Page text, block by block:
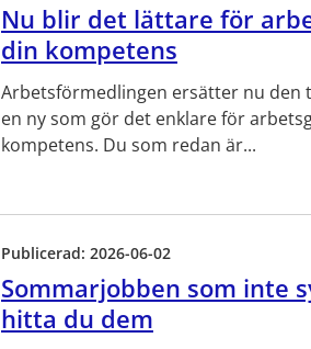
Nu blir det lättare för
din kompetens
Arbetsförmedlingen ersätter nu den
en ny som gör det enklare för
kompetens. Du som redan är...
Publicerad: 2026-06-02
Sommarjobben som inte
hitta du dem